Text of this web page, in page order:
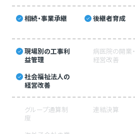
相続・事業承継 後継者育成
現場別の工事利
益管理
病医院の開業・
経営改善
社会福祉法人の
経営改善
グループ通算制
度
連結決算